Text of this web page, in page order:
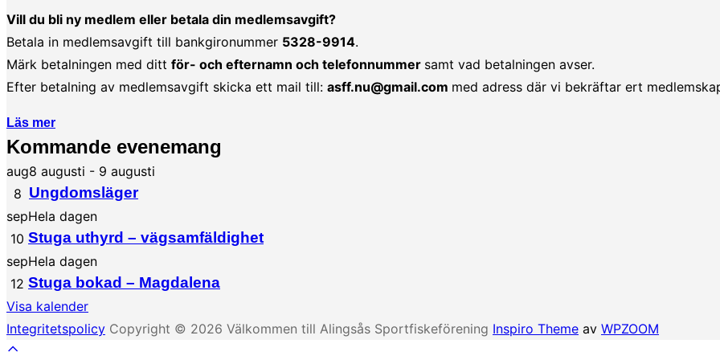
Vill du bli ny medlem eller betala din medlemsavgift?
Betala in medlemsavgift till bankgironummer 5328-9914.
Märk betalningen med ditt för- och efternamn och telefonnummer samt vad betalningen avser.
Efter betalning av medlemsavgift skicka ett mail till: asff.nu@gmail.com med adress där vi bekräftar ert
Läs mer
Kommande evenemang
aug
8
8 augusti - 9 augusti
Ungdomsläger
sep
10
Hela dagen
Stuga uthyrd – vägsamfäldighet
sep
12
Hela dagen
Stuga bokad – Magdalena
Visa kalender
Integritetspolicy Copyright © 2026 Välkommen till Alingsås Sportfiskeförening Inspiro Theme av WPZOOM